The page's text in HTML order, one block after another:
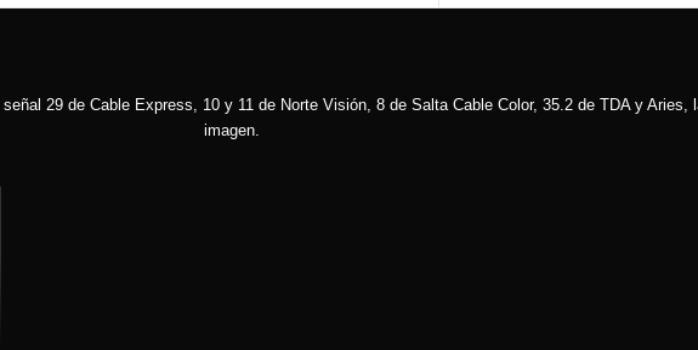
29 de Cable Express, 10 y 11 de Norte Visión, 8 de Salta Cable Color, 35.2 de TDA y Aries,
imagen.